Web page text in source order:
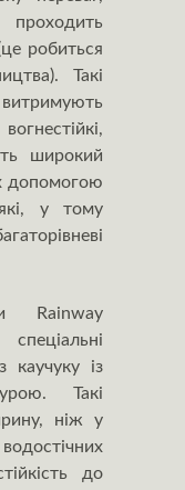
робиться
Такі
широкий
допомогою
у тому
Rainway
каучуку із
Такі
ніж у
до